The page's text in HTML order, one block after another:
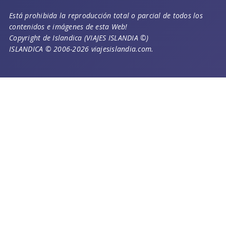
Está prohibida la reproducción total o parcial de todos los
contenidos e imágenes de esta Web!
Copyright de Islandica (VIAJES ISLANDIA ©)
ISLANDICA © 2006-2026 viajesislandia.com.